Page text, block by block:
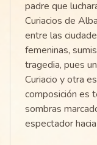
padre que
Curiacios de
entre las
femeninas,
tragedia, pues
Curiacio y otra
composición es
sombras
espectador